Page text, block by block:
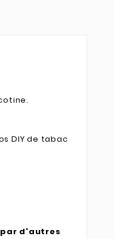
DIY de tabac
par d'autres